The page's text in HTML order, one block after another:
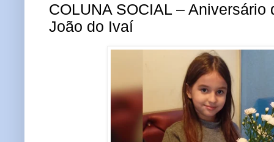
COLUNA SOCIAL – Aniversário
João do Ivaí